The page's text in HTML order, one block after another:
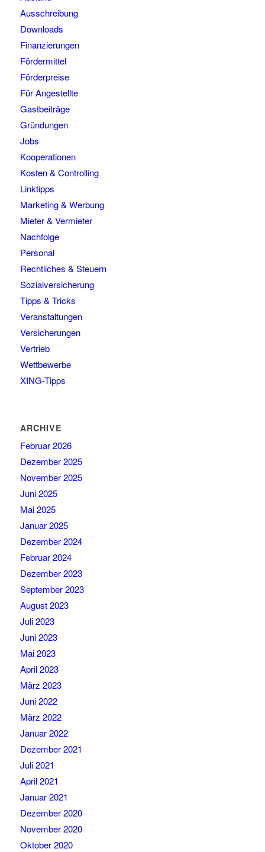
Ausschreibung
Downloads
Finanzierungen
Fördermittel
Förderpreise
Für Angestellte
Gastbeiträge
Gründungen
Jobs
Kooperationen
Kosten & Controlling
Linktipps
Marketing & Werbung
Mieter & Vermieter
Nachfolge
Personal
Rechtliches & Steuern
Sozialversicherung
Tipps & Tricks
Veranstaltungen
Versicherungen
Vertrieb
Wettbewerbe
XING-Tipps
ARCHIVE
Februar 2026
Dezember 2025
November 2025
Juni 2025
Mai 2025
Januar 2025
Dezember 2024
Februar 2024
Dezember 2023
September 2023
August 2023
Juli 2023
Juni 2023
Mai 2023
April 2023
März 2023
Juni 2022
März 2022
Januar 2022
Dezember 2021
Juli 2021
April 2021
Januar 2021
Dezember 2020
November 2020
Oktober 2020